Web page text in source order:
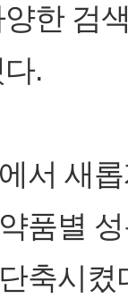
한 검
.
서 새
품별
축시켰